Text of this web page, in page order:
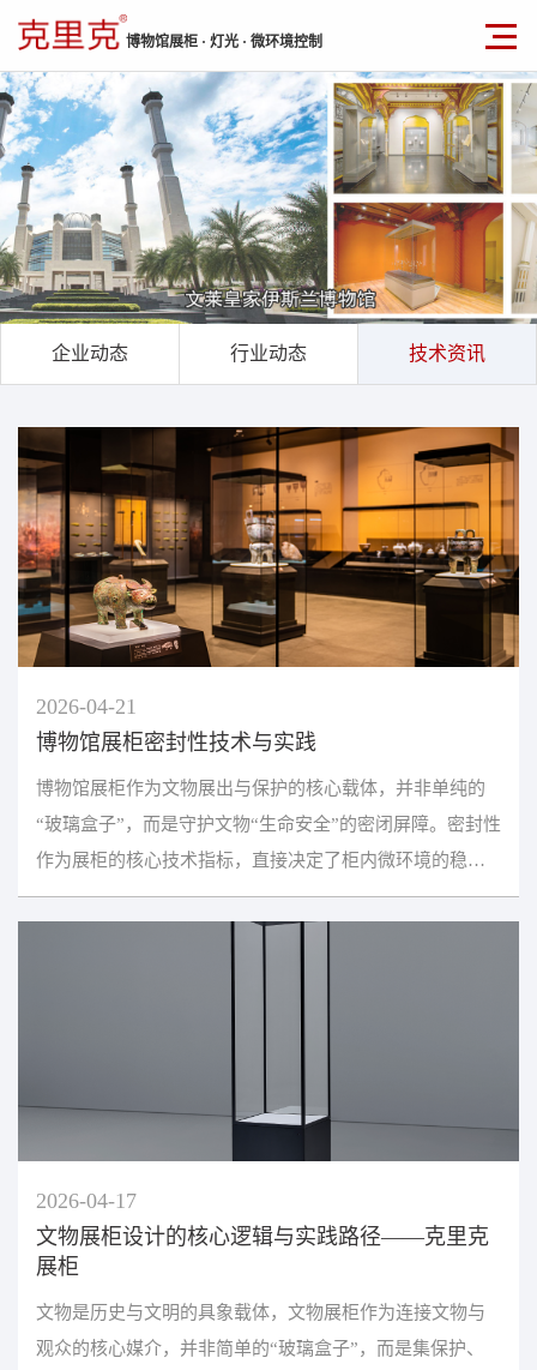
博物馆展柜 · 灯光 · 微环境控制
企业动态 行业动态 技术资讯
2026-04-21
博物馆展柜密封性技术与实践
博物馆展柜作为文物展出与保护的核心载体，并非单纯的
“玻璃盒子”，而是守护文物“生命安全”的密闭屏障。密封性
作为展柜的核心技术指标，直接决定了柜内微环境的稳定
性，更是隔绝外界污染物、温湿度波动、虫害等侵...
2026-04-17
文物展柜设计的核心逻辑与实践路径——克里克
展柜
文物是历史与文明的具象载体，文物展柜作为连接文物与
观众的核心媒介，并非简单的“玻璃盒子”，而是集保护、